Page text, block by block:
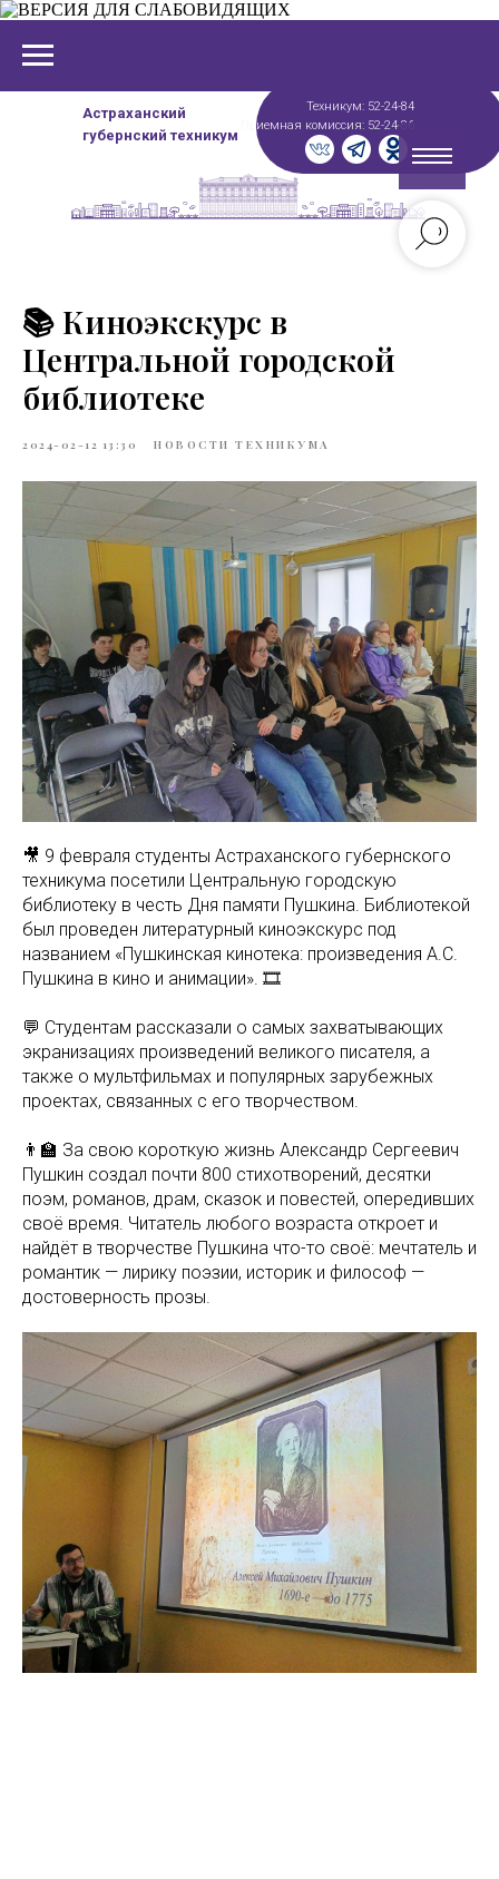
Астраханский
губернский техникум
Техникум: 52-24-84
Приемная комиссия: 52-24-86
📚 Киноэкскурс в
Центральной городской
библиотеке
2024-02-12 13:30 НОВОСТИ ТЕХНИКУМА
🎥 9 февраля студенты Астраханского губернского
техникума посетили Центральную городскую
библиотеку в честь Дня памяти Пушкина. Библиотекой
был проведен литературный киноэкскурс под
названием «Пушкинская кинотека: произведения А.С.
Пушкина в кино и анимации». 🎞
💬 Студентам рассказали о самых захватывающих
экранизациях произведений великого писателя, а
также о мультфильмах и популярных зарубежных
проектах, связанных с его творчеством.
👨‍🏫 За свою короткую жизнь Александр Сергеевич
Пушкин создал почти 800 стихотворений, десятки
поэм, романов, драм, сказок и повестей, опередивших
своё время. Читатель любого возраста откроет и
найдёт в творчестве Пушкина что-то своё: мечтатель и
романтик — лирику поэзии, историк и философ —
достоверность прозы.